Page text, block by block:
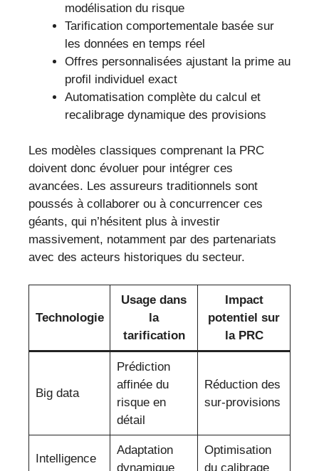
modélisation du risque
Tarification comportementale basée sur
les données en temps réel
Offres personnalisées ajustant la prime au
profil individuel exact
Automatisation complète du calcul et
recalibrage dynamique des provisions
Les modèles classiques comprenant la PRC
doivent donc évoluer pour intégrer ces
avancées. Les assureurs traditionnels sont
poussés à collaborer ou à concurrencer ces
géants, qui n’hésitent plus à investir
massivement, notamment par des partenariats
avec des acteurs historiques du secteur.
Technologie
Usage dans
la
tarification
Impact
potentiel sur
la PRC
Big data
Prédiction
affinée du
risque en
détail
Réduction des
sur-provisions
Intelligence
Adaptation
dynamique
Optimisation
du calibrage